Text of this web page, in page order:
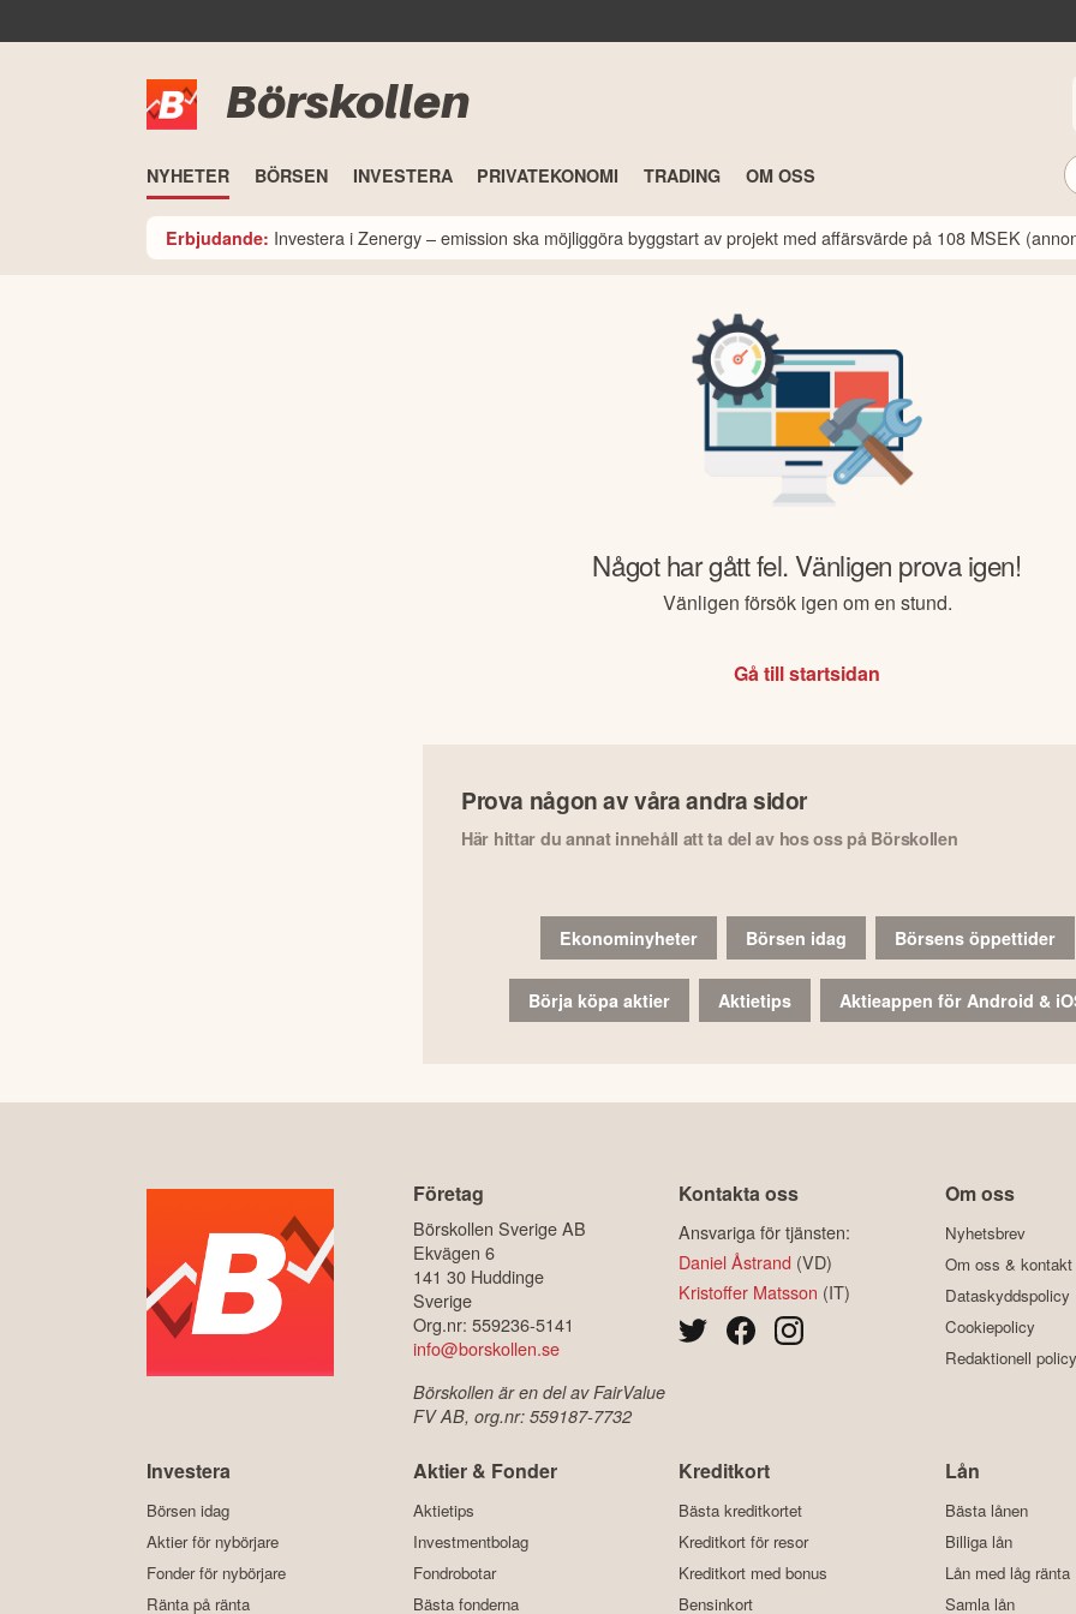
Börskollen
NYHETER BÖRSEN INVESTERA PRIVATEKONOMI TRADING OM OSS
Erbjudande: Investera i Zenergy – emission ska möjliggöra byggstart av projekt med affärsvärde på 108 MSEK
Något har gått fel. Vänligen prova igen!
Vänligen försök igen om en stund.
Gå till startsidan
Prova någon av våra andra sidor
Här hittar du annat innehåll att ta del av hos oss på Börskollen
Ekonominyheter Börsen idag Börsens öppettider
Börja köpa aktier Aktietips Aktieappen för Android &
Företag
Börskollen Sverige AB
Ekvägen 6
141 30 Huddinge
Sverige
Org.nr: 559236-5141
info@borskollen.se
Börskollen är en del av FairValue
FV AB, org.nr: 559187-7732
Kontakta oss
Ansvariga för tjänsten:
Daniel Åstrand (VD)
Kristoffer Matsson (IT)
Om oss
Nyhetsbrev
Om oss & kontakt
Dataskyddspolicy
Cookiepolicy
Redaktionell policy
Investera
Börsen idag
Aktier för nybörjare
Fonder för nybörjare
Ränta på ränta
Aktier & Fonder
Aktietips
Investmentbolag
Fondrobotar
Bästa fonderna
Kreditkort
Bästa kreditkortet
Kreditkort för resor
Kreditkort med bonus
Bensinkort
Lån
Bästa lånen
Billiga lån
Lån med låg ränta
Samla lån